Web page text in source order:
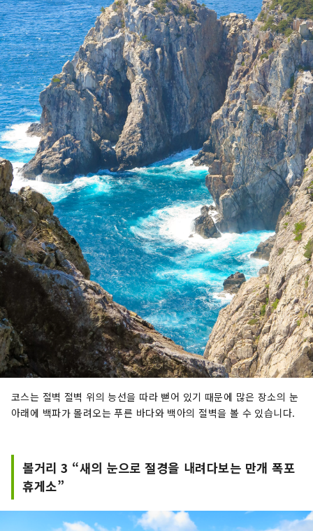
코스는 절벽 절벽 위의 능선을 따라 뻗어 있기 때문에 많은 장소의 눈
아래에 백파가 몰려오는 푸른 바다와 백아의 절벽을 볼 수 있습니다.
볼거리 3 “새의 눈으로 절경을 내려다보는 만개 폭포
휴게소”